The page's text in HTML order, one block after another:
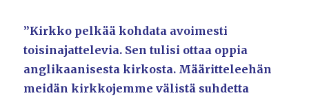
”Kirkko pelkää kohdata avoimesti
toisinajattelevia. Sen tulisi ottaa oppia
anglikaanisesta kirkosta. Määritteleehän
meidän kirkkojemme välistä suhdetta